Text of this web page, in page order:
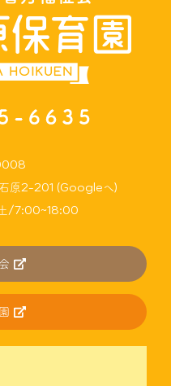
原2-201 (Googleへ)
/7:00~18:00